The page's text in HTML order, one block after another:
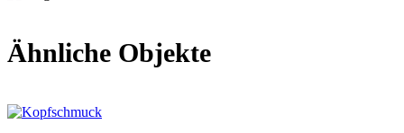
Ähnliche Objekte